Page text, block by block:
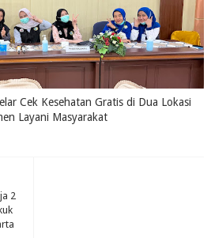
Cek Kesehatan Gratis di Dua Lokasi
Layani Masyarakat
2